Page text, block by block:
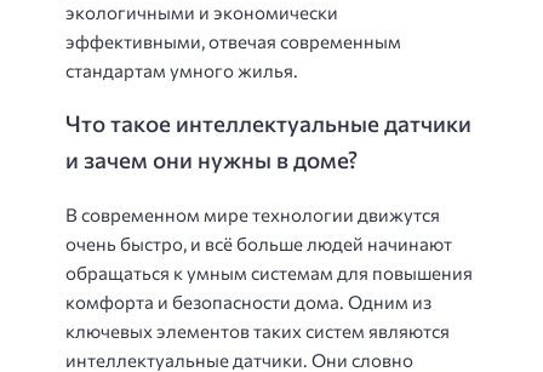
экологичными и экономически
эффективными, отвечая современным
стандартам умного жилья.
Что такое интеллектуальные датчики
и зачем они нужны в доме?
В современном мире технологии движутся
очень быстро, и всё больше людей начинают
обращаться к умным системам для повышения
комфорта и безопасности дома. Одним из
ключевых элементов таких систем являются
интеллектуальные датчики. Они словно